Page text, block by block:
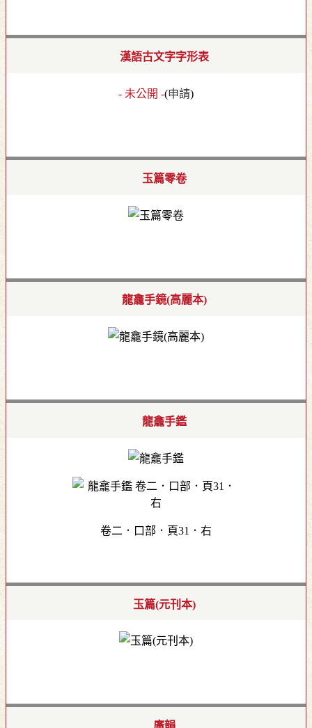
漢語古文字字形表
- 未公開 -(申請)
玉篇零卷
龍龕手鏡(高麗本)
龍龕手鑑
卷二．口部．頁31．右
玉篇(元刊本)